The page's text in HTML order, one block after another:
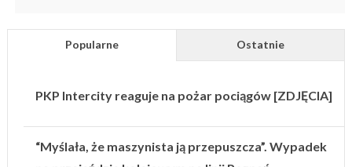
Popularne Ostatnie
PKP Intercity reaguje na pożar pociągów [ZDJĘCIA]
“Myślała, że maszynista ją przepuszcza”. Wypadek